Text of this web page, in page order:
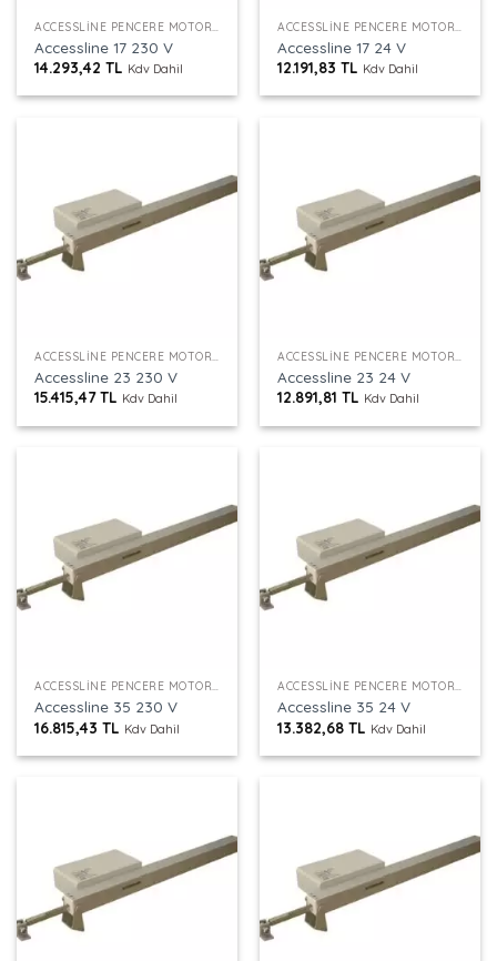
Accessline 17 230 V
14.293,42TL Kdv Dahil
Accessline 17 24 V
12.191,83TL Kdv Dahil
ACCESSLINE PENCERE MOTORU
Accessline 23 230 V
15.415,47TL Kdv Dahil
ACCESSLINE PENCERE MOTORU
Accessline 23 24 V
12.891,81TL Kdv Dahil
ACCESSLINE PENCERE MOTORU
Accessline 35 230 V
16.815,43TL Kdv Dahil
ACCESSLINE PENCERE MOTORU
Accessline 35 24 V
13.382,68TL Kdv Dahil